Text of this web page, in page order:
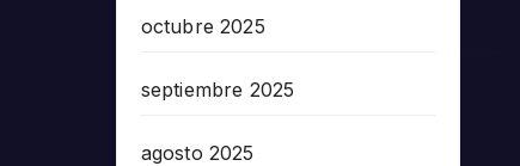
octubre 2025
septiembre 2025
agosto 2025